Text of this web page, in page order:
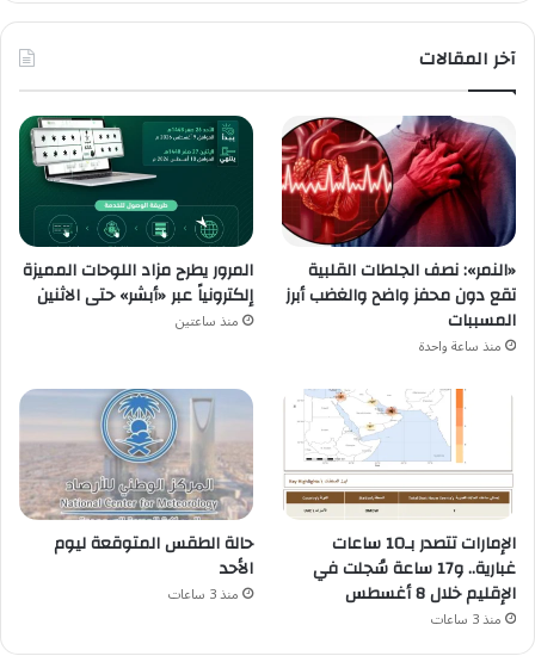
آخر المقالات
«النمر»: نصف الجلطات القلبية
تقع دون محفز واضح والغضب أبرز
المسببات
منذ ساعة واحدة
المرور يطرح مزاد اللوحات المميزة
إلكترونياً عبر «أبشر» حتى الاثنين
منذ ساعتين
الإمارات تتصدر بـ10 ساعات
غبارية.. و17 ساعة سُجلت في
الإقليم خلال 8 أغسطس
منذ 3 ساعات
حالة الطقس المتوقعة ليوم
الأحد
منذ 3 ساعات